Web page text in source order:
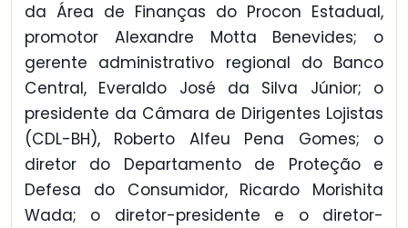
da Área de Finanças do Procon Estadual,
promotor Alexandre Motta Benevides; o
gerente administrativo regional do Banco
Central, Everaldo José da Silva Júnior; o
presidente da Câmara de Dirigentes Lojistas
(CDL-BH), Roberto Alfeu Pena Gomes; o
diretor do Departamento de Proteção e
Defesa do Consumidor, Ricardo Morishita
Wada; o diretor-presidente e o diretor-